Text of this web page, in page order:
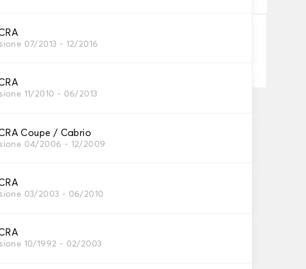
07/2013 - 12/2016
11/2010 - 06/2013
Coupe / Cabrio
04/2006 - 12/2009
03/2003 - 06/2010
10/1992 - 02/2003
stimata su 17/08/2026
a partire da 60 euro di acquisto.
e barriera